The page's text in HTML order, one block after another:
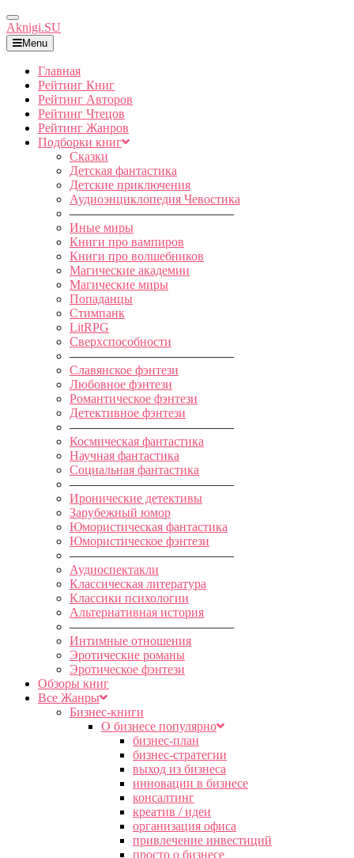
Toggle
Navigation
Aknigi.SU
Menu
Главная
Рейтинг Книг
Рейтинг Авторов
Рейтинг Чтецов
Рейтинг Жанров
Подборки книг
Сказки
Детская фантастика
Детские приключения
Аудиоэнциклопедия Чевостика
—————————————
Иные миры
Книги про вампиров
Книги про волшебников
Магические академии
Магические миры
Попаданцы
Стимпанк
LitRPG
Сверхспособности
—————————————
Славянское фэнтези
Любовное фэнтези
Романтическое фэнтези
Детективное фэнтези
—————————————
Космическая фантастика
Научная фантастика
Социальная фантастика
—————————————
Иронические детективы
Зарубежный юмор
Юмористическая фантастика
Юмористическое фэнтези
—————————————
Аудиоспектакли
Классическая литература
Классики психологии
Альтернативная история
—————————————
Интимные отношения
Эротические романы
Эротическое фэнтези
Обзоры книг
Все Жанры
Бизнес-книги
О бизнесе популярно
бизнес-план
бизнес-стратегии
выход из бизнеса
инновации в бизнесе
консалтинг
креатив / идеи
организация офиса
привлечение инвестиций
просто о бизнесе